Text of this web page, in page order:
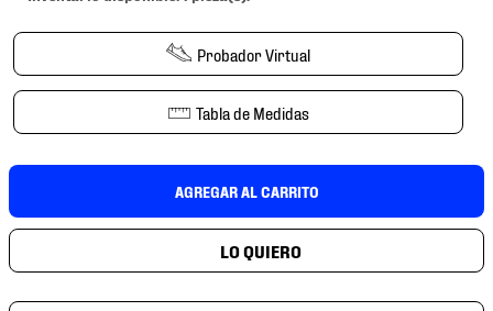
Probador Virtual
Tabla de Medidas
AGREGAR AL CARRITO
9.
tenis niño